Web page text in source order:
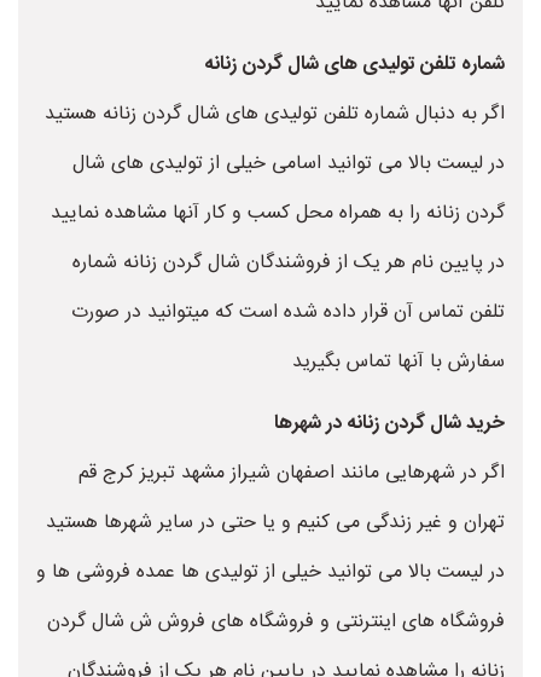
شماره تلفن تولیدی های شال گردن زنانه
اگر به دنبال شماره تلفن تولیدی های شال گردن زنانه هستید
در لیست بالا می توانید اسامی خیلی از تولیدی های شال
گردن زنانه را به همراه محل کسب و کار آنها مشاهده نمایید
در پایین نام هر یک از فروشندگان شال گردن زنانه شماره
تلفن تماس آن قرار داده شده است که میتوانید در صورت
سفارش با آنها تماس بگیرید
خرید شال گردن زنانه در شهرها
اگر در شهرهایی مانند اصفهان شیراز مشهد تبریز کرج قم
تهران و غیر زندگی می کنیم و یا حتی در سایر شهرها هستید
در لیست بالا می توانید خیلی از تولیدی ها عمده فروشی ها و
فروشگاه های اینترنتی و فروشگاه های فروش ش شال گردن